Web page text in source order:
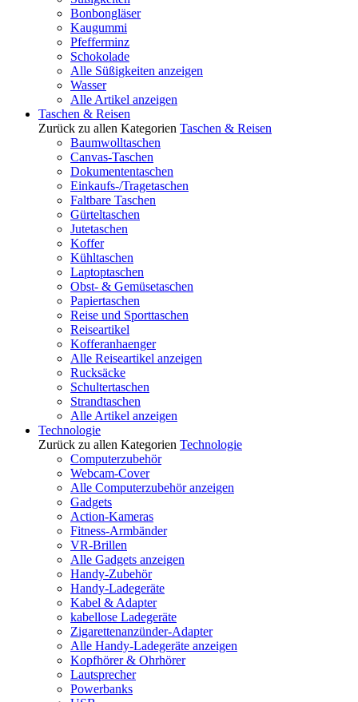
Bonbongläser
Kaugummi
Pfefferminz
Schokolade
Alle Süßigkeiten anzeigen
Wasser
Alle Artikel anzeigen
Taschen & Reisen
Zurück zu allen Kategorien Taschen & Reisen
Baumwolltaschen
Canvas-Taschen
Dokumententaschen
Einkaufs-/Tragetaschen
Faltbare Taschen
Gürteltaschen
Jutetaschen
Koffer
Kühltaschen
Laptoptaschen
Obst- & Gemüsetaschen
Papiertaschen
Reise und Sporttaschen
Reiseartikel
Kofferanhaenger
Alle Reiseartikel anzeigen
Rucksäcke
Schultertaschen
Strandtaschen
Alle Artikel anzeigen
Technologie
Zurück zu allen Kategorien Technologie
Computerzubehör
Webcam-Cover
Alle Computerzubehör anzeigen
Gadgets
Action-Kameras
Fitness-Armbänder
VR-Brillen
Alle Gadgets anzeigen
Handy-Zubehör
Handy-Ladegeräte
Kabel & Adapter
kabellose Ladegeräte
Zigarettenanzünder-Adapter
Alle Handy-Ladegeräte anzeigen
Kopfhörer & Ohrhörer
Lautsprecher
Powerbanks